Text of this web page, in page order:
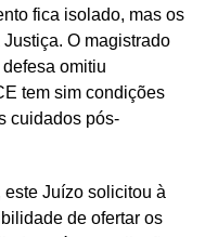
fica isolado, mas os
O magistrado
omitiu
tem sim condições
cuidados pós-
este Juízo solicitou à
de ofertar os